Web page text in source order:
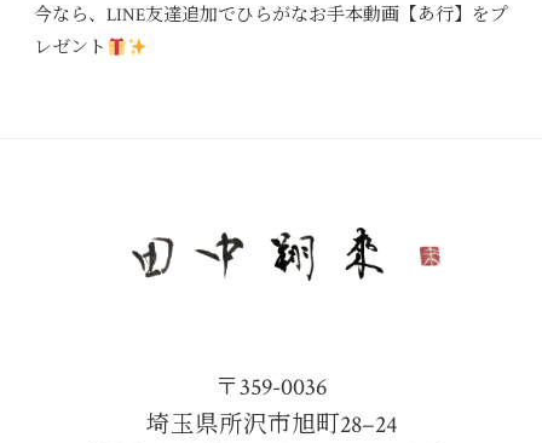
今なら、LINE友達追加でひらがなお手本動画【あ行】をプ
レゼント
〒359-0036
埼玉県所沢市旭町28−24